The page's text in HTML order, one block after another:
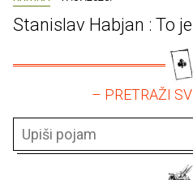
Stanislav Habjan : To
– PRETRAŽI